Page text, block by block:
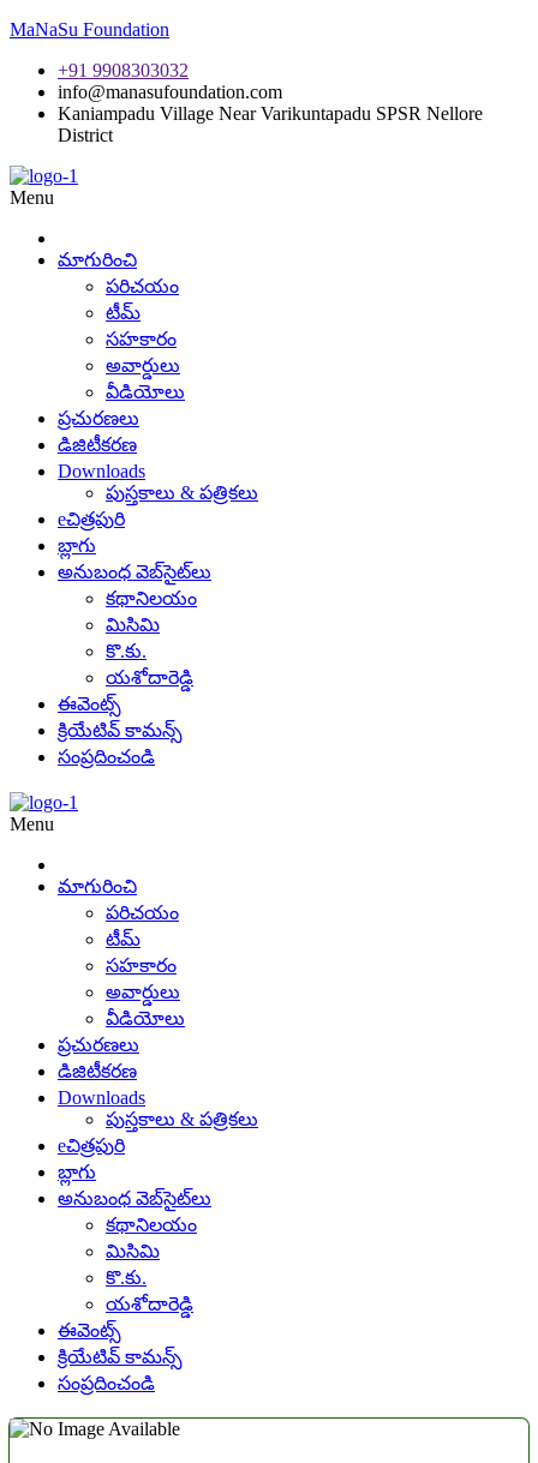
MaNaSu Foundation
+91 9908303032
info@manasufoundation.com
Kaniampadu Village Near Varikuntapadu SPSR Nellore
District
Menu
మాగురించి
పరిచయం
టీమ్
సహకారం
అవార్డులు
వీడియోలు
ప్రచురణలు
డిజిటీకరణ
Downloads
పుస్తకాలు & పత్రికలు
eచిత్రపురి
బ్లాగు
అనుబంధ వెబ్‌సైట్‌లు
కథానిలయం
మిసిమి
కొ.కు.
యశోదారెడ్డి
ఈవెంట్స్
క్రియేటివ్ కామన్స్
సంప్రదించండి
Menu
మాగురించి
పరిచయం
టీమ్
సహకారం
అవార్డులు
వీడియోలు
ప్రచురణలు
డిజిటీకరణ
Downloads
పుస్తకాలు & పత్రికలు
eచిత్రపురి
బ్లాగు
అనుబంధ వెబ్‌సైట్‌లు
కథానిలయం
మిసిమి
కొ.కు.
యశోదారెడ్డి
ఈవెంట్స్
క్రియేటివ్ కామన్స్
సంప్రదించండి